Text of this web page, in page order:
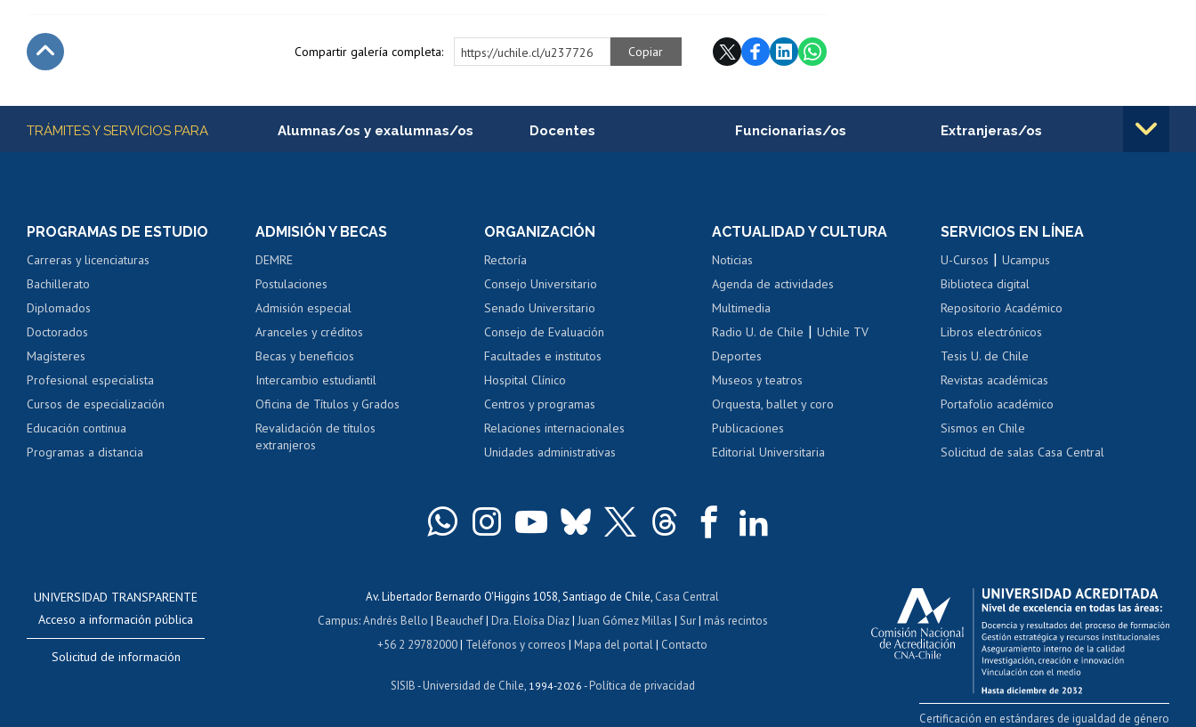
Compartir galería completa: https://uchile.cl/u237726 Copiar
Más información
TRÁMITES Y SERVICIOS PARA Alumnas/os y exalumnas/os
Consulta y certificado de notas
Servicio médico y dental
Pago de arancel y crédito alumnos
Pago de arancel y crédito exalumnos
Certificado de títulos y grados
Docentes
Perfeccionamiento
Evaluación docente
Calificación académica
Postulación al AUCAI
Funcionarias/os
Portal de movilidad interna
Certificado de renta
Certificado de renta
Gestión de correo uchile
Extranjeras/os
Movilidad Estudiantil
Cursos de español
Acoso laboral, sexual y violencia
PROGRAMAS DE ESTUDIO
Carreras y licenciaturas
Bachillerato
Diplomados
Doctorados
Magísteres
Profesional especialista
Cursos de especialización
Educación continua
Programas a distancia
ADMISIÓN Y BECAS
DEMRE
Postulaciones
Admisión especial
Aranceles y créditos
Becas y beneficios
Intercambio estudiantil
Oficina de Títulos y Grados
Revalidación de títulos
extranjeros
ORGANIZACIÓN
Rectoría
Consejo Universitario
Senado Universitario
Consejo de Evaluación
Facultades e institutos
Hospital Clínico
Centros y programas
Relaciones internacionales
Unidades administrativas
ACTUALIDAD Y CULTURA
Noticias
Agenda de actividades
Multimedia
Radio U. de Chile |Uchile TV
Deportes
Museos y teatros
Orquesta, ballet y coro
Publicaciones
Editorial Universitaria
SERVICIOS EN LÍNEA
U-Cursos |Ucampus
Biblioteca digital
Repositorio Académico
Libros electrónicos
Tesis U. de Chile
Revistas académicas
Portafolio académico
Sismos en Chile
Solicitud de salas Casa Central
UNIVERSIDAD TRANSPARENTE
Acceso a información pública
Solicitud de información
Av. Libertador Bernardo O'Higgins 1058, Santiago de Chile, Casa Central
Campus:Andrés Bello | Beauchef| Dra. Eloísa Díaz| Juan Gómez Millas | Sur| más recintos
+56 2 29782000| Teléfonos y correos |Mapa del portal| Contacto
SISIB -Universidad de Chile, 1994-2026 -Política de privacidad
Certificación en estándares de igualdad de género